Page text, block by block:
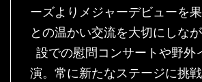
ーズよりメジャーデビューを
との温かい交流を大切にしな
設での慰問コンサートや野外
演。常に新たなステージに挑